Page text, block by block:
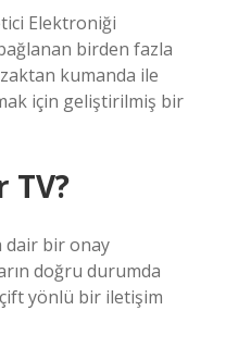
Elektroniği
birden fazla
kumanda ile
için geliştirilmiş bir
TV?
dair bir onay
doğru durumda
yönlü bir iletişim